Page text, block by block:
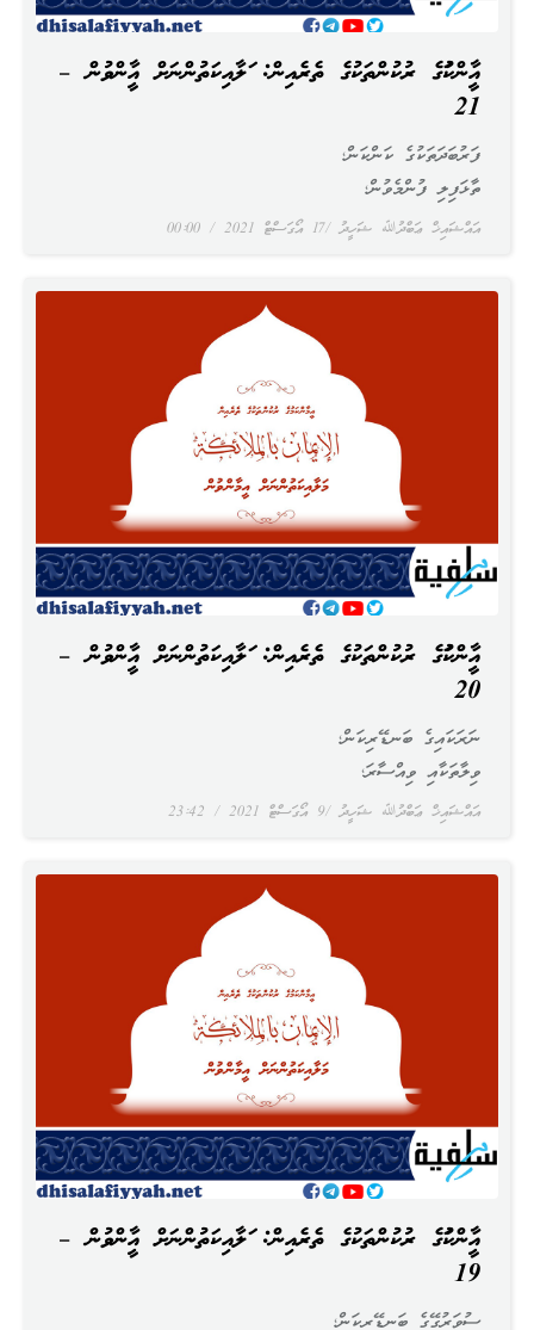
އީމާންކަމުގެ ރުކުންތަކުގެ ތެރެއިން: މަލާއިކަތުންނަށް އީމާންވުން –
21
އައްޝައިޚް ޢަބްދުﷲ ޝަހީދު 17 އޯގަސްޓް 2021
ފަރުބަދަތަކުގެ ކަންކަން؛
ތާޅަފިލި ފުންމެވުން؛
އީމާންކަމުގެ ރުކުންތަކުގެ ތެރެއިން: މަލާއިކަތުންނަށް އީމާންވުން –
20
އައްޝައިޚް ޢަބްދުﷲ ޝަހީދު 9 އޯގަސްޓް 2021
ނަރަކައިގެ ބަނޑޭރިކަން؛
ވިލާތަކާއި ވިއްސާރަ؛
އީމާންކަމުގެ ރުކުންތަކުގެ ތެރެއިން: މަލާއިކަތުންނަށް އީމާންވުން –
19
ސުވަރުގޭގެ ބަނޑޭރިކަން؛